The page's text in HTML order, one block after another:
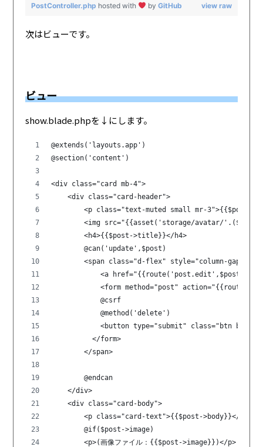
view raw
PostController.php hosted with byGitHub
次はビューです。
ビュー
show.blade.phpを↓にします。
@extends('layouts.app')
@section('content')
<div class="card mb-4">
    <div class="card-header">
<p class="text-muted small mr-3">{{$post-
<img src="{{asset('storage/avatar/
        <h4>{{$post->title}}</h4>
        @can('update',$post)
<span class="d-flex" style="column-
<a
<form method="post"
            @csrf
            @method('delete')
<button type="submit" class="btn btn-
          </form>
        </span>
        @endcan
    </div>
    <div class="card-body">
        <p class="card-text">{{$post->body}}</p>
        @if($post->image)
        <p>(画像ファイル：{{$post->image}})</p>